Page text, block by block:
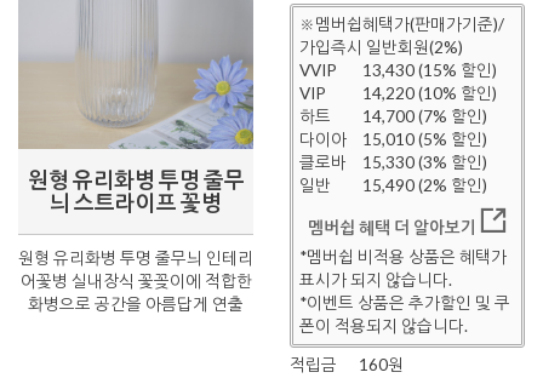
원형 유리화병 투명 줄무
늬 스트라이프 꽃병
원형 유리화병 투명 줄무늬 인테리
어꽃병 실내장식 꽃꽂이에 적합한
화병으로 공간을 아름답게 연출
※멤버쉽혜택가(판매가기준)/
가입즉시 일반회원(2%)
VVIP
13,430 (15% 할인)
VIP
14,220 (10% 할인)
하트
14,700 (7% 할인)
다이아
15,010 (5% 할인)
클로바
15,330 (3% 할인)
일반
15,490 (2% 할인)
멤버쉽 혜택 더 알아보기
*멤버쉽 비적용 상품은 혜택가
표시가 되지 않습니다.
*이벤트 상품은 추가할인 및 쿠
폰이 적용되지 않습니다.
적립금
160원